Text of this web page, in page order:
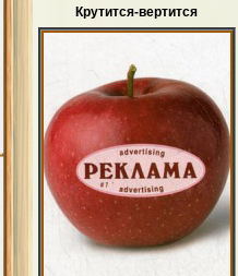
Крутится-вертится